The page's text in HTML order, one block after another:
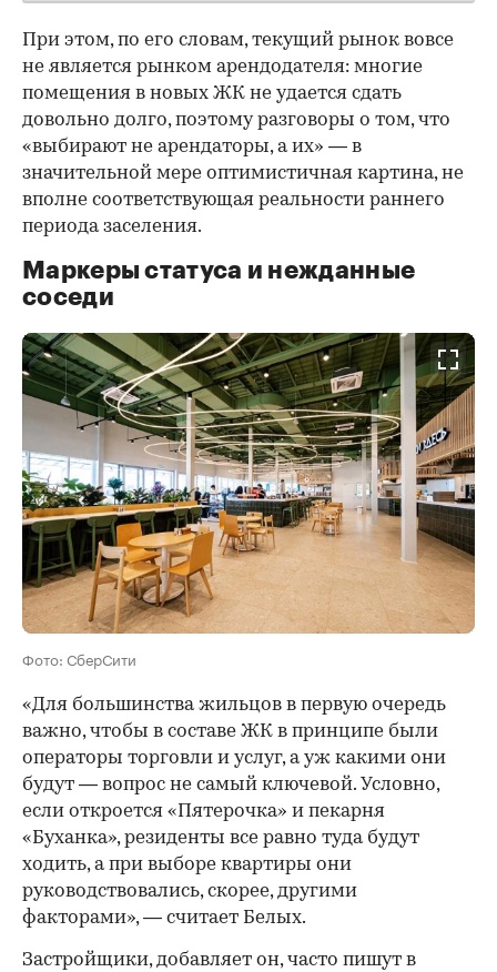
При этом, по его словам, текущий рынок вовсе
не является рынком арендодателя: многие
помещения в новых ЖК не удается сдать
довольно долго, поэтому разговоры о том, что
«выбирают не арендаторы, а их» — в
значительной мере оптимистичная картина, не
вполне соответствующая реальности раннего
периода заселения.
Маркеры статуса и нежданные
соседи
Фото: СберСити
«Для большинства жильцов в первую очередь
важно, чтобы в составе ЖК в принципе были
операторы торговли и услуг, а уж какими они
будут — вопрос не самый ключевой. Условно,
если откроется «Пятерочка» и пекарня
«Буханка», резиденты все равно туда будут
ходить, а при выборе квартиры они
руководствовались, скорее, другими
факторами», — считает Белых.
Застройщики, добавляет он, часто пишут в